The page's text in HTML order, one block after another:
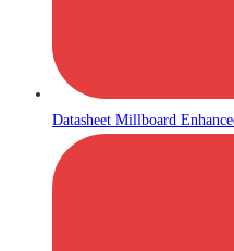
Datasheet Millboard